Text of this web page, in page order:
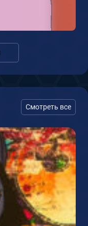
Смотреть все